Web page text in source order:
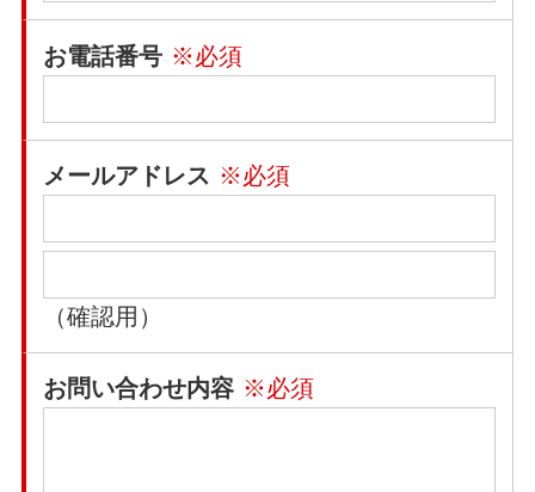
お電話番号 ※必須
メールアドレス ※必須
（確認用）
お問い合わせ内容 ※必須